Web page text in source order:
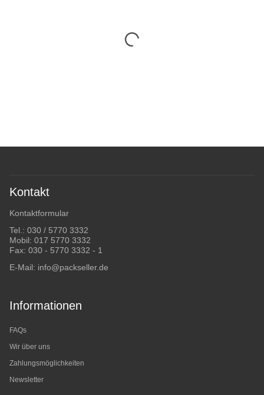
Kontakt
Kontaktformular
Tel.: 030 / 5770 3332
Mobil: 017 5770 3332
Fax: 030 - 5770 3332 - 1
E-Mail: info@packseller.de
Informationen
FAQs
Wir über uns
Zahlungsmöglichkeiten
Newsletter